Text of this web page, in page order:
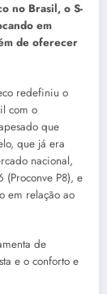
no Brasil, o S-
em
de oferecer
redefiniu o
com o
que
que já era
nacional,
(Proconve P8), e
em relação ao
de
e o conforto e